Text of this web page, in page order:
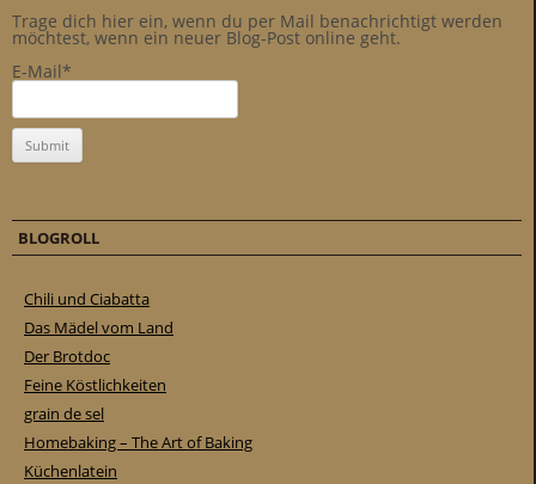
Trage dich hier ein, wenn du per Mail benachrichtigt werden
möchtest, wenn ein neuer Blog-Post online geht.
E-Mail*
BLOGROLL
Chili und Ciabatta
Das Mädel vom Land
Der Brotdoc
Feine Köstlichkeiten
grain de sel
Homebaking – The Art of Baking
Küchenlatein